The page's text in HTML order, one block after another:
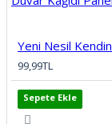
99,99TL
Sepete Ekle